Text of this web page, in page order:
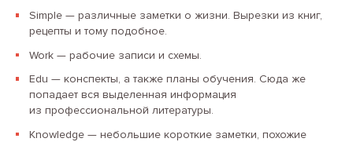
Simple — различные заметки о жизни. Вырезки из книг,
рецепты и тому подобное.
Work — рабочие записи и схемы.
Edu — конспекты, а также планы обучения. Сюда же
попадает вся выделенная информация
из профессиональной литературы.
Knowledge — небольшие короткие заметки, похожие